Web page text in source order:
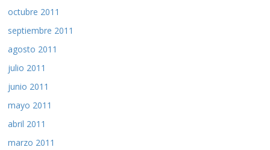
octubre 2011
septiembre 2011
agosto 2011
julio 2011
junio 2011
mayo 2011
abril 2011
marzo 2011